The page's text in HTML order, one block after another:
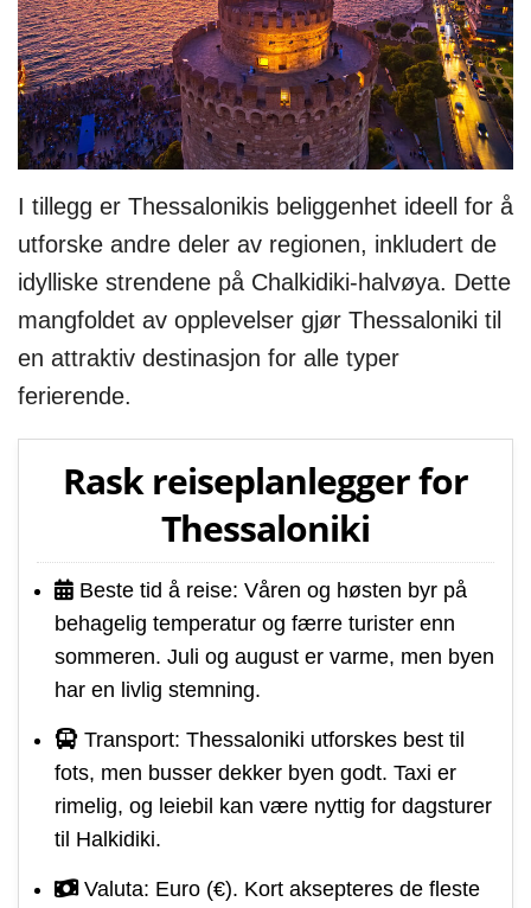
I tillegg er Thessalonikis beliggenhet ideell for å
utforske andre deler av regionen, inkludert de
idylliske strendene på Chalkidiki-halvøya. Dette
mangfoldet av opplevelser gjør Thessaloniki til
en attraktiv destinasjon for alle typer
ferierende.
Rask reiseplanlegger for
Thessaloniki
Beste tid å reise: Våren og høsten byr på
behagelig temperatur og færre turister enn
sommeren. Juli og august er varme, men byen
har en livlig stemning.
Transport: Thessaloniki utforskes best til
fots, men busser dekker byen godt. Taxi er
rimelig, og leiebil kan være nyttig for dagsturer
til Halkidiki.
Valuta: Euro (€). Kort aksepteres de fleste